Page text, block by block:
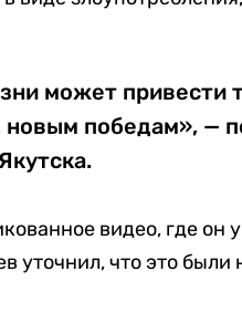
может привести
победам», —
видео, где
уточнил, что это были